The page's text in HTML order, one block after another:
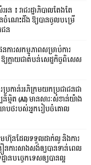
៖ រាជរដ្ឋាភិបាលតែងតែ
ចំណេះដឹង ឱ្យបានចូលបម្រើ
ជន
ារសកម្មភាពសម្រាប់ការ
យក្លាយជាតំបន់សេដ្ឋកិច្ចពិសេស
រកាន់អភិក្រមយកប្រជាជនជា
និម្មិត (AI) មានសារៈសំខាន់យ៉ាង
រិយាបថរបស់អ្នករៀបចំគោល
រុមហ៊ុនដែលទទួលដាក់លូ និងការ
លឿនការសាងសង់ឲ្យបានទាន់ពេល
នបច្ចេកទេសឲ្យបានល្អ